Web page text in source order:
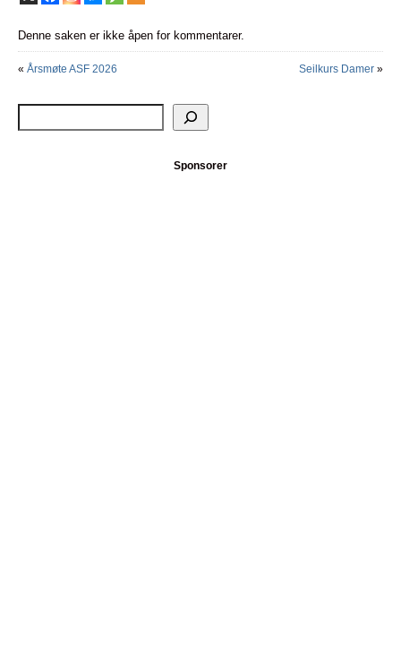
Denne saken er ikke åpen for kommentarer.
« Årsmøte ASF 2026 Seilkurs Damer »
Sponsorer